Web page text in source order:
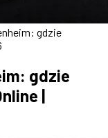
gdzie
gdzie
|